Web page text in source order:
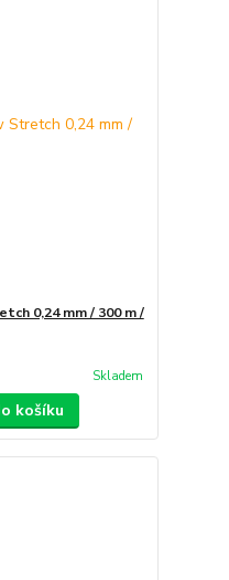
0,24 mm / 300 m /
Skladem
košíku